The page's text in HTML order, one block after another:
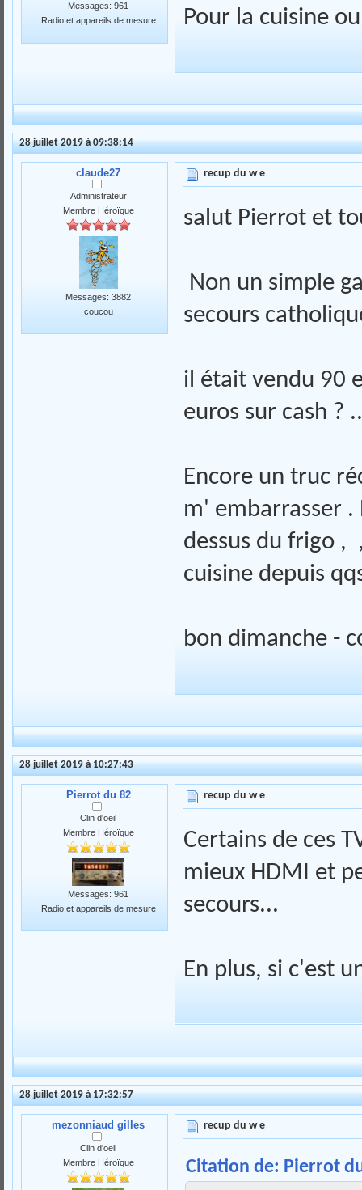
Messages: 961
Radio et appareils de mesure
Pour la cuisine
28 juillet 2019 à 09:38:14
claude27
Administrateur
Membre Héroïque
Messages: 3882
coucou
recup du w e
salut Pierrot et
Non un simple
secours
il était vendu 90
euros sur cash ?
Encore un truc
m' embarrasser .
dessus du frigo ,
cuisine depuis
bon dimanche -
28 juillet 2019 à 10:27:43
Pierrot du 82
Clin d'oeil
Membre Héroïque
Messages: 961
Radio et appareils de mesure
recup du w e
Certains de ces
mieux HDMI et
secours...
En plus, si c'est
28 juillet 2019 à 17:32:57
mezonniaud gilles
Clin d'oeil
Membre Héroïque
recup du w e
Citation de: Pierrot